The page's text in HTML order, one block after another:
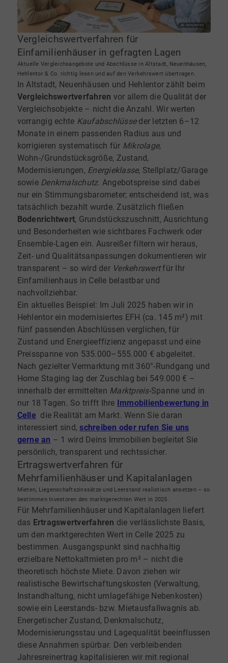
Vergleichswertverfahren für
Einfamilienhäuser in gefragten Lagen
Aktuelle Vergleichsangebote und Abschlüsse in Altstadt, Neuenhäusen,
Hehlentor & Co. richtig lesen und auf den Verkehrswert übertragen.
In Altstadt, Neuenhäusen und Hehlentor zählt beim
Vergleichswertverfahren vor allem die Qualität der
Vergleichsobjekte – nicht die Anzahl. Wir werten
vorrangig echte Kaufabschlüsseder letzten 6–12
Monate in einem passenden Radius aus und
korrigieren systematisch für Mikrolage,
Wohn-/Grundstücksgröße, Zustand,
Modernisierungen, Energieklasse, Stellplatz/Garage
sowie Denkmalschutz. Angebotspreise sind dabei
nur ein Stimmungsbarometer; entscheidend ist, was
tatsächlich bezahlt wurde. Zusätzlich fließen
Bodenrichtwert, Grundstückszuschnitt, Ausrichtung
und Besonderheiten wie sichtbares Fachwerk oder
Ensemble-Lagen ein. Ausreißer filtern wir heraus,
Zeit- und Qualitätsanpassungen dokumentieren wir
transparent – so wird der Verkehrswertfür Ihr
Einfamilienhaus in Celle belastbar und
nachvollziehbar.
Ein aktuelles Beispiel: Im Juli 2025 haben wir in
Hehlentor ein modernisiertes EFH (ca. 145 m²) mit
fünf passenden Abschlüssen verglichen, für
Zustand und Energieeffizienz angepasst und eine
Preisspanne von 535.000–555.000 € abgeleitet.
Nach gezielter Vermarktung mit 360°-Rundgang und
Home Staging lag der Zuschlag bei 549.000 € –
innerhalb der ermittelten Marktpreis-Spanne und in
nur 18 Tagen. So trifft Ihre Immobilienbewertung in
Celle die Realität am Markt. Wenn Sie daran
interessiert sind,schreiben oder rufen Sie uns
gerne an – 1 wird Deins Immobilien begleitet Sie
persönlich, transparent und rechtssicher.
Ertragswertverfahren für
Mehrfamilienhäuser und Kapitalanlagen
Mieten, Liegenschaftszinssätze und Leerstand realistisch ansetzen – so
bestimmen Investoren den marktgerechten Wert in 2025.
Für Mehrfamilienhäuser und Kapitalanlagen liefert
das Ertragswertverfahren die verlässlichste Basis,
um den marktgerechten Wert in Celle 2025 zu
bestimmen. Ausgangspunkt sind nachhaltig
erzielbare Nettokaltmieten pro m² – nicht die
theoretisch höchste Miete. Davon ziehen wir
realistische Bewirtschaftungskosten (Verwaltung,
Instandhaltung, nicht umlagefähige Nebenkosten)
sowie ein Leerstands- bzw. Mietausfallwagnis ab.
Energetischer Zustand, Denkmalschutz,
Modernisierungsstau und Lagequalität beeinflussen
diese Annahmen spürbar. Den verbleibenden
Jahresreinertrag kapitalisieren wir mit regional